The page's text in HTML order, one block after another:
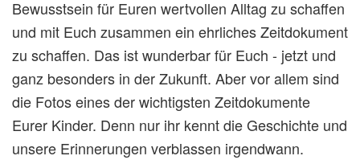
Bewusstsein für Euren wertvollen Alltag zu schaffen
und mit Euch zusammen ein ehrliches Zeitdokument
zu schaffen. Das ist wunderbar für Euch - jetzt und
ganz besonders in der Zukunft. Aber vor allem sind
die Fotos eines der wichtigsten Zeitdokumente
Eurer Kinder. Denn nur ihr kennt die Geschichte und
unsere Erinnerungen verblassen irgendwann.